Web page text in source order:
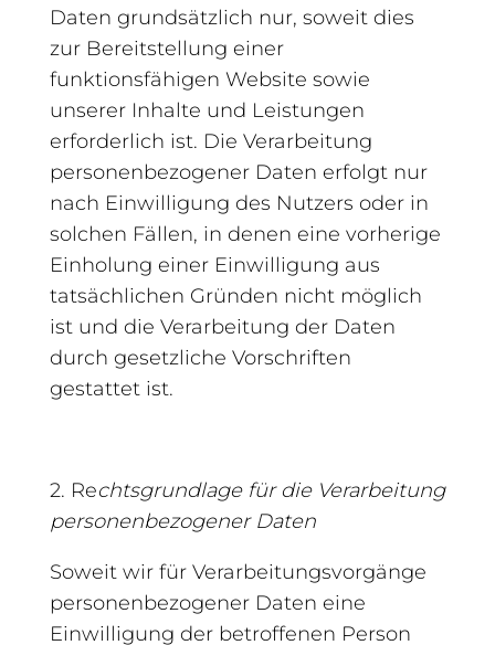
Daten grundsätzlich nur, soweit dies
zur Bereitstellung einer
funktionsfähigen Website sowie
unserer Inhalte und Leistungen
erforderlich ist. Die Verarbeitung
personenbezogener Daten erfolgt nur
nach Einwilligung des Nutzers oder in
solchen Fällen, in denen eine vorherige
Einholung einer Einwilligung aus
tatsächlichen Gründen nicht möglich
ist und die Verarbeitung der Daten
durch gesetzliche Vorschriften
gestattet ist.
2. Rechtsgrundlage für die Verarbeitung
personenbezogener Daten
Soweit wir für Verarbeitungsvorgänge
personenbezogener Daten eine
Einwilligung der betroffenen Person